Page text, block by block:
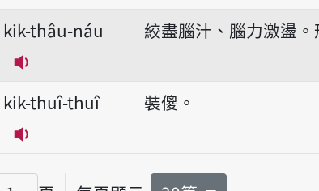
播放音讀kik-sim
kik-thâu-náu
播放音讀kik-thâu-náu
絞盡腦汁、腦力激盪
kik-thuî-thuî
播放音讀kik-thuî-thuî
裝傻。